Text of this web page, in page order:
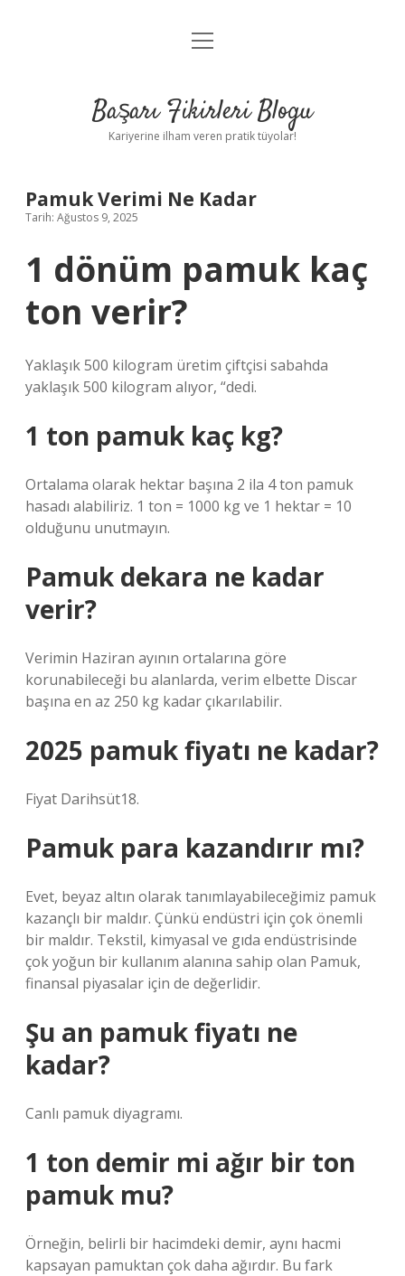
Anasayfa
Yasal Uyarı
menüyü
Başarı Fikirleri Blogu
Kariyerine ilham veren pratik tüyolar!
Pamuk Verimi Ne Kadar
Tarih: Ağustos 9, 2025
1 dönüm pamuk kaç
ton verir?
Yaklaşık 500 kilogram üretim çiftçisi sabahda
yaklaşık 500 kilogram alıyor, “dedi.
1 ton pamuk kaç kg?
Ortalama olarak hektar başına 2 ila 4 ton pamuk
hasadı alabiliriz. 1 ton = 1000 kg ve 1 hektar = 10
olduğunu unutmayın.
Pamuk dekara ne kadar
verir?
Verimin Haziran ayının ortalarına göre
korunabileceği bu alanlarda, verim elbette Discar
başına en az 250 kg kadar çıkarılabilir.
2025 pamuk fiyatı ne kadar?
Fiyat Darihsüt18.
Pamuk para kazandırır mı?
Evet, beyaz altın olarak tanımlayabileceğimiz pamuk
kazançlı bir maldır. Çünkü endüstri için çok önemli
bir maldır. Tekstil, kimyasal ve gıda endüstrisinde
çok yoğun bir kullanım alanına sahip olan Pamuk,
finansal piyasalar için de değerlidir.
Şu an pamuk fiyatı ne
kadar?
Canlı pamuk diyagramı.
1 ton demir mi ağır bir ton
pamuk mu?
Örneğin, belirli bir hacimdeki demir, aynı hacmi
kapsayan pamuktan çok daha ağırdır. Bu fark